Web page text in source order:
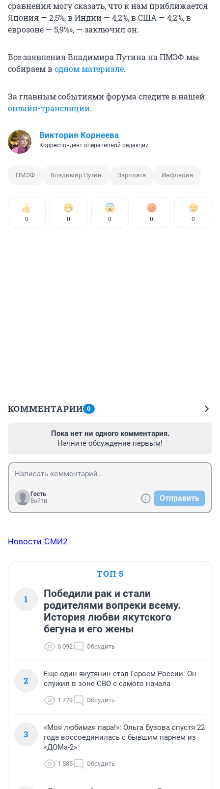
сравнения могу сказать, что к нам приближается
Япония — 2,5%, в Индии — 4,2%, в США — 4,2%, в
еврозоне — 5,9%», — заключил он.
Все заявления Владимира Путина на ПМЭФ мы
собираем водном материале.
За главным событиями форума следите в нашей
онлайн-трансляции.
Виктория Корнеева
Корреспондент оперативной редакции
ПМЭФ Владимир Путин Зарплата Инфляция
0 0 0 0 0
КОММЕНТАРИИ 0
Пока нет ни одного комментария.
Начните обсуждение первым!
Гость
Войти
Отправить
Новости СМИ2
ТОП 5
1
Победили рак и стали
родителями вопреки всему.
История любви якутского
бегуна и его жены
6 092 Обсудить
2
Еще один якутянин стал Героем России. Он
служил в зоне СВО с самого начала
1 779 Обсудить
3
«Моя любимая пара!»: Ольга Бузова спустя 22
года воссоединилась с бывшим парнем из
«ДОМа-2»
1 585 Обсудить